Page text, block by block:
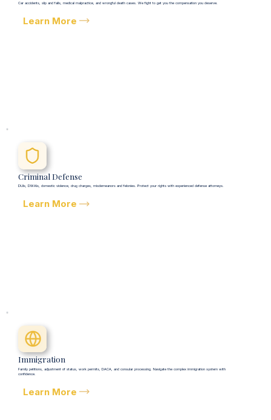
Car accidents, slip and falls, medical malpractice, and wrongful death cases. We fight to get you the compensation you deserve.
Learn More
Criminal Defense
DUIs, DWAIs, domestic violence, drug charges, misdemeanors and felonies. Protect your rights with experienced defense attorneys.
Learn More
Immigration
Family petitions, adjustment of status, work permits, DACA, and consular processing. Navigate the complex immigration system with
confidence.
Learn More